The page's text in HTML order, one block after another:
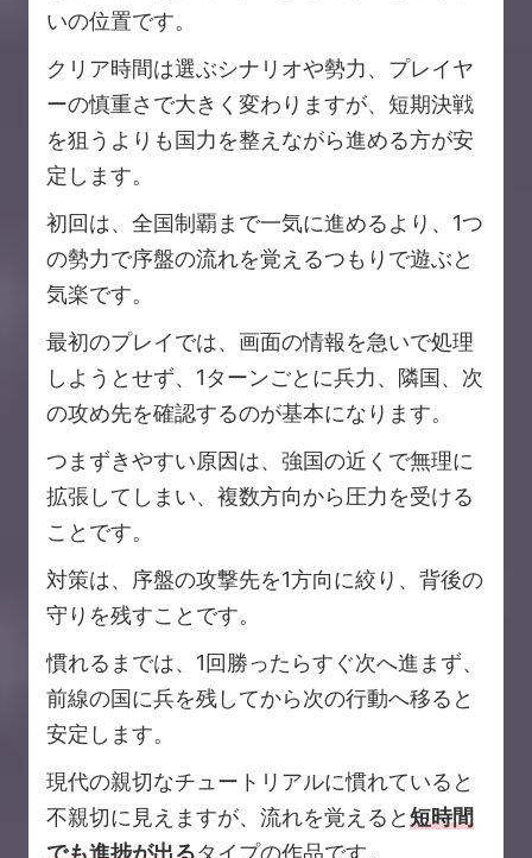
いの位置です。
クリア時間は選ぶシナリオや勢力、プレイヤ
ーの慎重さで大きく変わりますが、短期決戦
を狙うよりも国力を整えながら進める方が安
定します。
初回は、全国制覇まで一気に進めるより、1つ
の勢力で序盤の流れを覚えるつもりで遊ぶと
気楽です。
最初のプレイでは、画面の情報を急いで処理
しようとせず、1ターンごとに兵力、隣国、次
の攻め先を確認するのが基本になります。
つまずきやすい原因は、強国の近くで無理に
拡張してしまい、複数方向から圧力を受ける
ことです。
対策は、序盤の攻撃先を1方向に絞り、背後の
守りを残すことです。
慣れるまでは、1回勝ったらすぐ次へ進まず、
前線の国に兵を残してから次の行動へ移ると
安定します。
現代の親切なチュートリアルに慣れていると
不親切に見えますが、流れを覚えると短時間
でも進捗が出るタイプの作品です。